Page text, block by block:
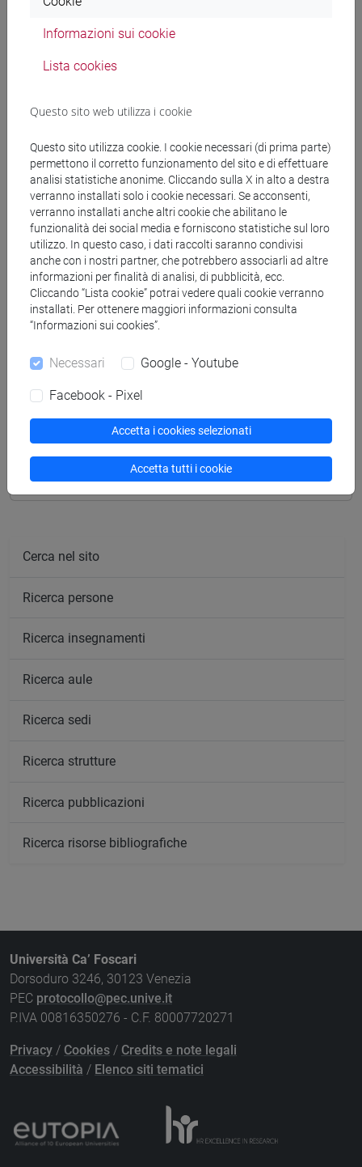
Docenti
Materiali didattici
Materiali su Moodle
Corsi di studio e percorsi
[FT5] STORIA - Laurea
storico - dall'egemonia europea alla
mondializzazione/
ANTROPOLOGIA FILOSOFICA I [FT0006]
Cerca nel sito
Ricerca persone
Ricerca insegnamenti
Ricerca aule
Ricerca sedi
Ricerca strutture
Ricerca pubblicazioni
Ricerca risorse bibliografiche
Università Ca’ Foscari
Dorsoduro 3246, 30123 Venezia
PEC protocollo@pec.unive.it
P.IVA 00816350276 - C.F. 80007720271
Privacy / Cookies / Credits e note legali
Accessibilità / Elenco siti tematici
Informazioni sui cookie
Lista cookies
Questo sito web utilizza i cookie
Questo sito utilizza cookie. I cookie necessari (di prima parte)
permettono il corretto funzionamento del sito e di effettuare
analisi statistiche anonime. Cliccando sulla X in alto a destra
verranno installati solo i cookie necessari. Se acconsenti,
verranno installati anche altri cookie che abilitano le
funzionalità dei social media e forniscono statistiche sul loro
utilizzo. In questo caso, i dati raccolti saranno condivisi
anche con i nostri partner, che potrebbero associarli ad altre
informazioni per finalità di analisi, di pubblicità, ecc.
Cliccando “Lista cookie” potrai vedere quali cookie verranno
installati. Per ottenere maggiori informazioni consulta
“Informazioni sui cookies”.
Necessari Google - Youtube
Facebook - Pixel
Accetta i cookies selezionati
Accetta tutti i cookie